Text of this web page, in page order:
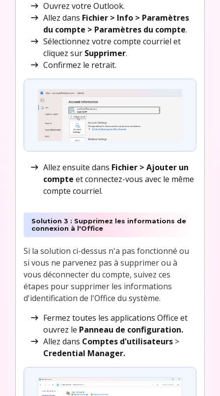
Ouvrez votre Outlook.
Allez dans Fichier > Info > Paramètres
du compte > Paramètres du compte.
Sélectionnez votre compte courriel et
cliquez sur Supprimer.
Confirmez le retrait.
Allez ensuite dans Fichier > Ajouter un
compte et connectez-vous avec le même
compte courriel.
Solution 3 : Supprimez les informations de
connexion à l'Office
Si la solution ci-dessus n'a pas fonctionné ou
si vous ne parvenez pas à supprimer ou à
vous déconnecter du compte, suivez ces
étapes pour supprimer les informations
d'identification de l'Office du système.
Fermez toutes les applications Office et
ouvrez le Panneau de configuration.
Allez dans Comptes d'utilisateurs >
Credential Manager.